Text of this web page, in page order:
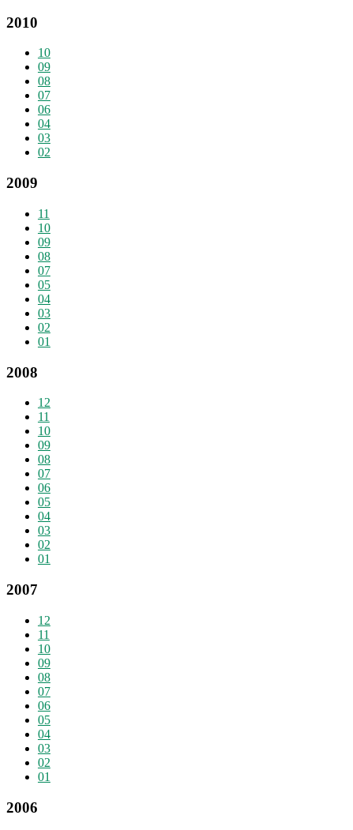
2010
10
09
08
07
06
04
03
02
2009
11
10
09
08
07
05
04
03
02
01
2008
12
11
10
09
08
07
06
05
04
03
02
01
2007
12
11
10
09
08
07
06
05
04
03
02
01
2006